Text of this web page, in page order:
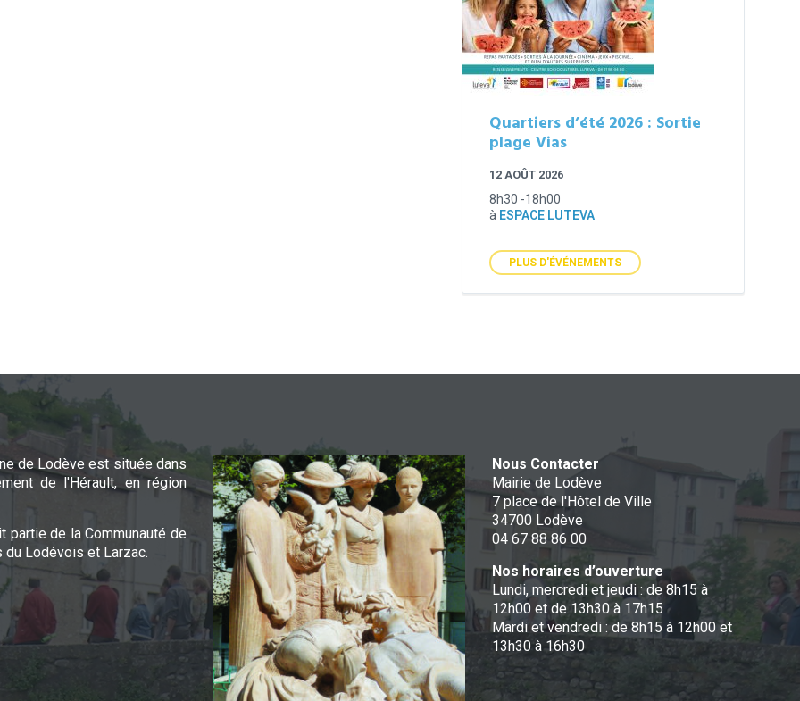
Quartiers d’été 2026 : Sortie
plage Vias
12 AOÛT 2026
8h30 -18h00
à ESPACE LUTEVA
PLUS D'ÉVÉNEMENTS
de Lodève est située dans
de l'Hérault, en région
partie de la Communauté de
du Lodévois et Larzac.
Nous Contacter
Mairie de Lodève
7 place de l'Hôtel de Ville
34700 Lodève
04 67 88 86 00
Nos horaires d’ouverture
Lundi, mercredi et jeudi : de 8h15 à
12h00 et de 13h30 à 17h15
Mardi et vendredi : de 8h15 à 12h00 et
13h30 à 16h30